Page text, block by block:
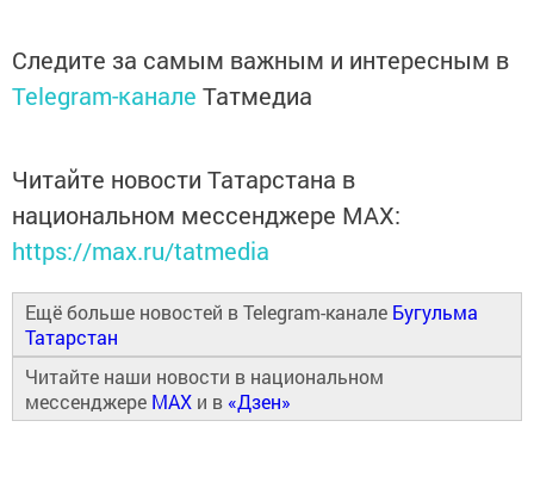
Следите за самым важным и интересным в
Telegram-канале Татмедиа
Читайте новости Татарстана в
национальном мессенджере MАХ:
https://max.ru/tatmedia
Ещё больше новостей в Telegram-канале Бугульма
Татарстан
Читайте наши новости в национальном
мессенджере MAX и в «Дзен»